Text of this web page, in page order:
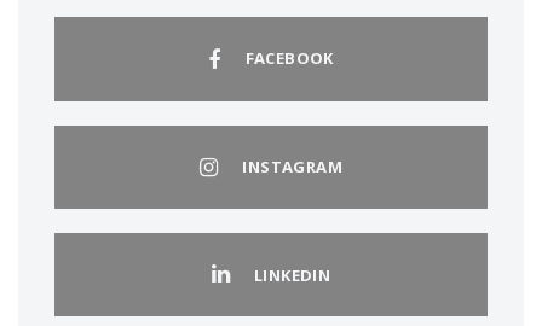
FACEBOOK
INSTAGRAM
LINKEDIN